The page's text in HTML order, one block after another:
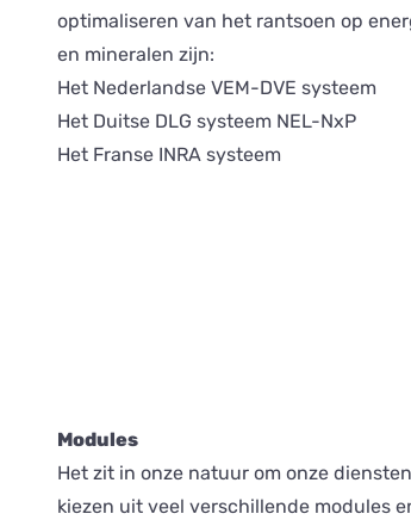
optimaliseren van het rantsoen op
en mineralen zijn:
Het Nederlandse VEM-DVE systeem
Het Duitse DLG systeem NEL-NxP
Het Franse INRA systeem
Modules
Het zit in onze natuur om onze
kiezen uit veel verschillende modules